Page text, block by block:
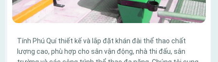
Tính Phú Quí thiết kế và lắp đặt khán đài thể thao chất
lượng cao, phù hợp cho sân vận động, nhà thi đấu, sân